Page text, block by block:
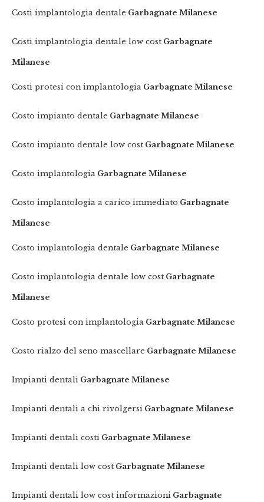
Costi implantologia dentale Garbagnate Milanese
Costi implantologia dentale low cost Garbagnate
Milanese
Costi protesi con implantologia Garbagnate Milanese
Costo impianto dentale Garbagnate Milanese
Costo impianto dentale low cost Garbagnate Milanese
Costo implantologia Garbagnate Milanese
Costo implantologia a carico immediato Garbagnate
Milanese
Costo implantologia dentale Garbagnate Milanese
Costo implantologia dentale low cost Garbagnate
Milanese
Costo protesi con implantologia Garbagnate Milanese
Costo rialzo del seno mascellare Garbagnate Milanese
Impianti dentali Garbagnate Milanese
Impianti dentali a chi rivolgersi Garbagnate Milanese
Impianti dentali costi Garbagnate Milanese
Impianti dentali low cost Garbagnate Milanese
Impianti dentali low cost informazioni Garbagnate